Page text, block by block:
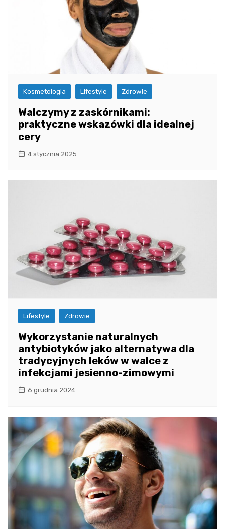
Kosmetologia Lifestyle Zdrowie
Walczymy z zaskórnikami:
praktyczne wskazówki dla idealnej
cery
4 stycznia 2025
Lifestyle Zdrowie
Wykorzystanie naturalnych
antybiotyków jako alternatywa dla
tradycyjnych leków w walce z
infekcjami jesienno-zimowymi
6 grudnia 2024